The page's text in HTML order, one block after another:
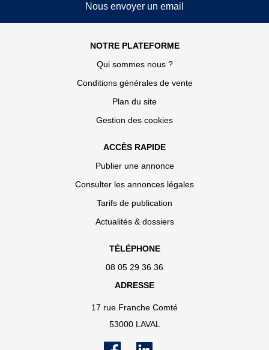
Nous envoyer un email
NOTRE PLATEFORME
Qui sommes nous ?
Conditions générales de vente
Plan du site
Gestion des cookies
ACCÈS RAPIDE
Publier une annonce
Consulter les annonces légales
Tarifs de publication
Actualités & dossiers
TÉLÉPHONE
08 05 29 36 36
ADRESSE
17 rue Franche Comté
53000 LAVAL